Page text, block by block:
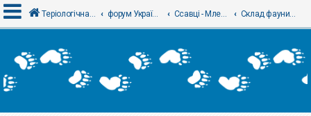
х
і
Теріологічна школа форум Українського теріологічного товариства Ссавці - Млекопитающие Склад фауни, таксономія і номенклатура